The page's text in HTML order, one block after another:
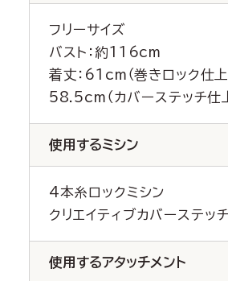
フリーサイズ
バスト：約116cm
着丈：61cm（巻きロック仕上
58.5cm（カバーステッチ仕
使用するミシン
4本糸ロックミシン
クリエイティブカバーステッ
使用するアタッチメント